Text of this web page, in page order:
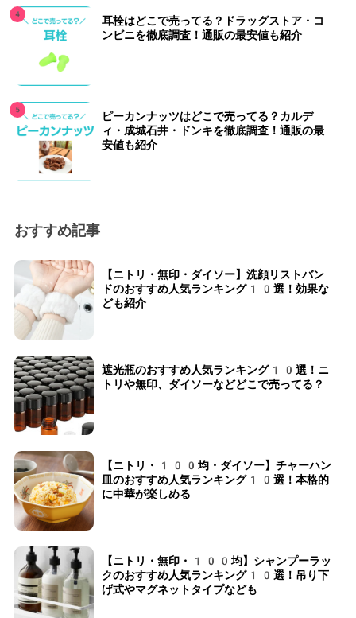
耳栓はどこで売ってる？ドラッグストア・コ
ンビニを徹底調査！通販の最安値も紹介
ピーカンナッツはどこで売ってる？カルデ
ィ・成城石井・ドンキを徹底調査！通販の最
安値も紹介
おすすめ記事
【ニトリ・無印・ダイソー】洗顔リストバン
ドのおすすめ人気ランキング10選！効果な
ども紹介
遮光瓶のおすすめ人気ランキング10選！ニ
トリや無印、ダイソーなどどこで売ってる？
【ニトリ・100均・ダイソー】チャーハン
皿のおすすめ人気ランキング10選！本格的
に中華が楽しめる
【ニトリ・無印・100均】シャンプーラッ
クのおすすめ人気ランキング10選！吊り下
げ式やマグネットタイプなども